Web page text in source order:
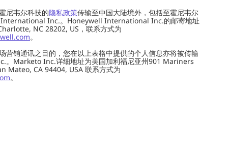
尼韦尔科技的隐私政策传输至中国大陆境外，包括至霍尼韦尔
International Inc.。Honeywell International Inc.的邮寄地址
NC 28202, US，联系方式为
。
营销通讯之目的，您在以上表格中提供的个人信息亦将被传输
。Marketo Inc.详细地址为美国加利福尼亚州901 Mariners
Mateo, CA 94404, USA 联系方式为
。